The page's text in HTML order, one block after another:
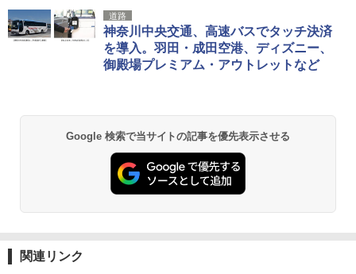
[キャンパーズコレクション 山善] ポップアッ
プテント 傘みたいに広げて畳める パッとサ
ッとサンシェード キューブ フルクローズ メ
ッシュ 簡単設置 ワンタッチテント キャンプ
&ハイキング カーキ PATC-150(KH)
PYKES PEAK (パイクスピーク) 着替えテン
ト プライバシー テント 【中が透けない】 1
人用 折りたたみ 防災グッズ 災害用トイレ ビ
ーチ ピクニック ポップアップテント 携帯 簡
易 トイレテント (ブラック)
GRANDOOR ステンレス保冷剤 2個セット 2
026リニューアル 急速冷凍 空間倍増 衛生的
コンパクト 保冷力長持ち
￥2,980
BUNDOK(バンドック)ソロ ドーム 1 EX BDK
レーム ドーム型 テント
￥14,800
熊撃退スプレー 熊よけスプレー 熊スプレー
道路
神奈川中央交通、高速バスでタッチ決済
を導入。羽田・成田空港、ディズニー、
御殿場プレミアム・アウトレットなど
Google 検索で当サイトの記事を優先表示させる
関連リンク